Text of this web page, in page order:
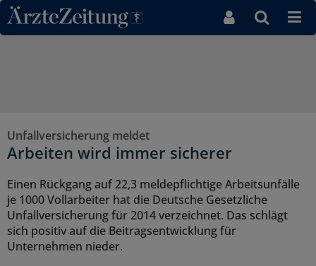
Direkt zum Inhaltsbereich
Unfallversicherung meldet
Arbeiten wird immer sicherer
Einen Rückgang auf 22,3 meldepflichtige Arbeitsunfälle
je 1000 Vollarbeiter hat die Deutsche Gesetzliche
Unfallversicherung für 2014 verzeichnet. Das schlägt
sich positiv auf die Beitragsentwicklung für
Unternehmen nieder.